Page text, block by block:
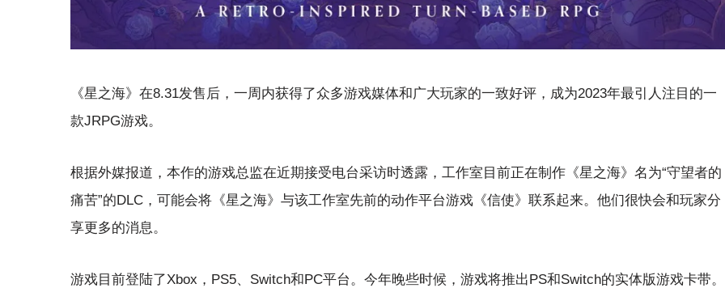
《星之海》在8.31发售后，一周内获得了众多游戏媒体和广大玩家的一致好评，成为2023年最引人注目的一
款JRPG游戏。
根据外媒报道，本作的游戏总监在近期接受电台采访时透露，工作室目前正在制作《星之海》名为“守望者的
痛苦”的DLC，可能会将《星之海》与该工作室先前的动作平台游戏《信使》联系起来。他们很快会和玩家分
享更多的消息。
游戏目前登陆了Xbox，PS5、Switch和PC平台。今年晚些时候，游戏将推出PS和Switch的实体版游戏卡带。